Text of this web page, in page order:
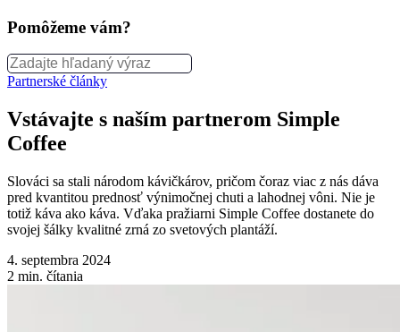
Pomôžeme vám?
Partnerské články
Vstávajte s naším partnerom Simple
Coffee
Slováci sa stali národom kávičkárov, pričom čoraz viac z nás dáva
pred kvantitou prednosť výnimočnej chuti a lahodnej vôni. Nie je
totiž káva ako káva. Vďaka pražiarni Simple Coffee dostanete do
svojej šálky kvalitné zrná zo svetových plantáží.
4. septembra 2024
2 min. čítania